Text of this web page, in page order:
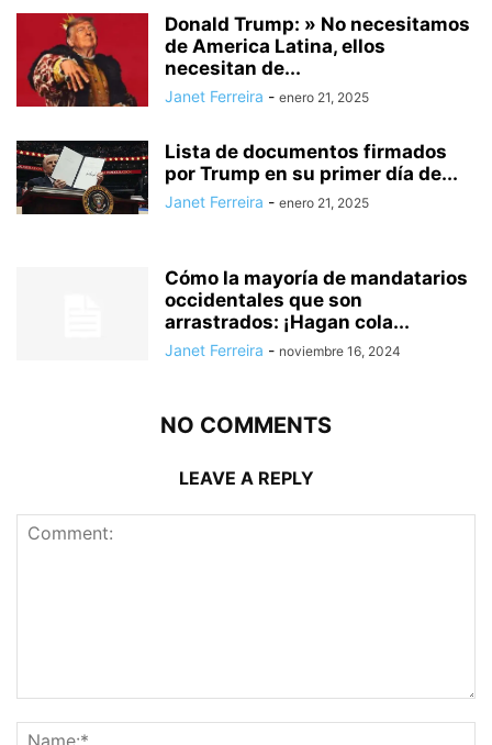
Donald Trump: » No necesitamos
de America Latina, ellos
necesitan de...
Janet Ferreira - enero 21, 2025
Lista de documentos firmados
por Trump en su primer día de...
Janet Ferreira - enero 21, 2025
Cómo la mayoría de mandatarios
occidentales que son
arrastrados: ¡Hagan cola...
Janet Ferreira - noviembre 16, 2024
NO COMMENTS
LEAVE A REPLY